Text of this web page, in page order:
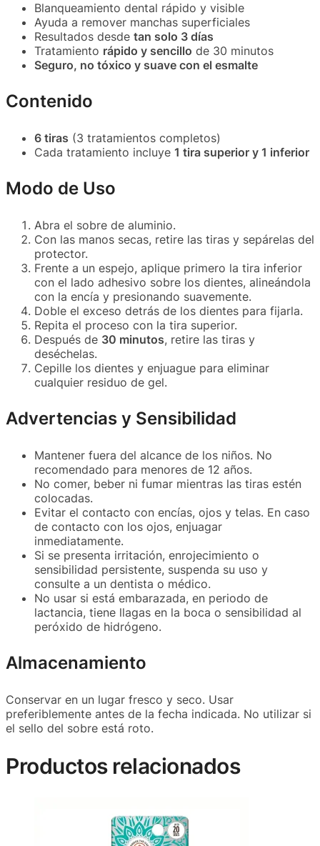
Blanqueamiento dental rápido y visible
Ayuda a remover manchas superficiales
Resultados desde tan solo 3 días
Tratamiento rápido y sencillo de 30 minutos
Seguro, no tóxico y suave con el esmalte
Contenido
6 tiras (3 tratamientos completos)
Cada tratamiento incluye 1 tira superior y 1 inferior
Modo de Uso
Abra el sobre de aluminio.
Con las manos secas, retire las tiras y sepárelas del
protector.
Frente a un espejo, aplique primero la tira inferior
con el lado adhesivo sobre los dientes, alineándola
con la encía y presionando suavemente.
Doble el exceso detrás de los dientes para fijarla.
Repita el proceso con la tira superior.
Después de 30 minutos, retire las tiras y
deséchelas.
Cepille los dientes y enjuague para eliminar
cualquier residuo de gel.
Advertencias y Sensibilidad
Mantener fuera del alcance de los niños. No
recomendado para menores de 12 años.
No comer, beber ni fumar mientras las tiras estén
colocadas.
Evitar el contacto con encías, ojos y telas. En caso
de contacto con los ojos, enjuagar
inmediatamente.
Si se presenta irritación, enrojecimiento o
sensibilidad persistente, suspenda su uso y
consulte a un dentista o médico.
No usar si está embarazada, en periodo de
lactancia, tiene llagas en la boca o sensibilidad al
peróxido de hidrógeno.
Almacenamiento
Conservar en un lugar fresco y seco. Usar
preferiblemente antes de la fecha indicada. No utilizar si
el sello del sobre está roto.
Productos relacionados